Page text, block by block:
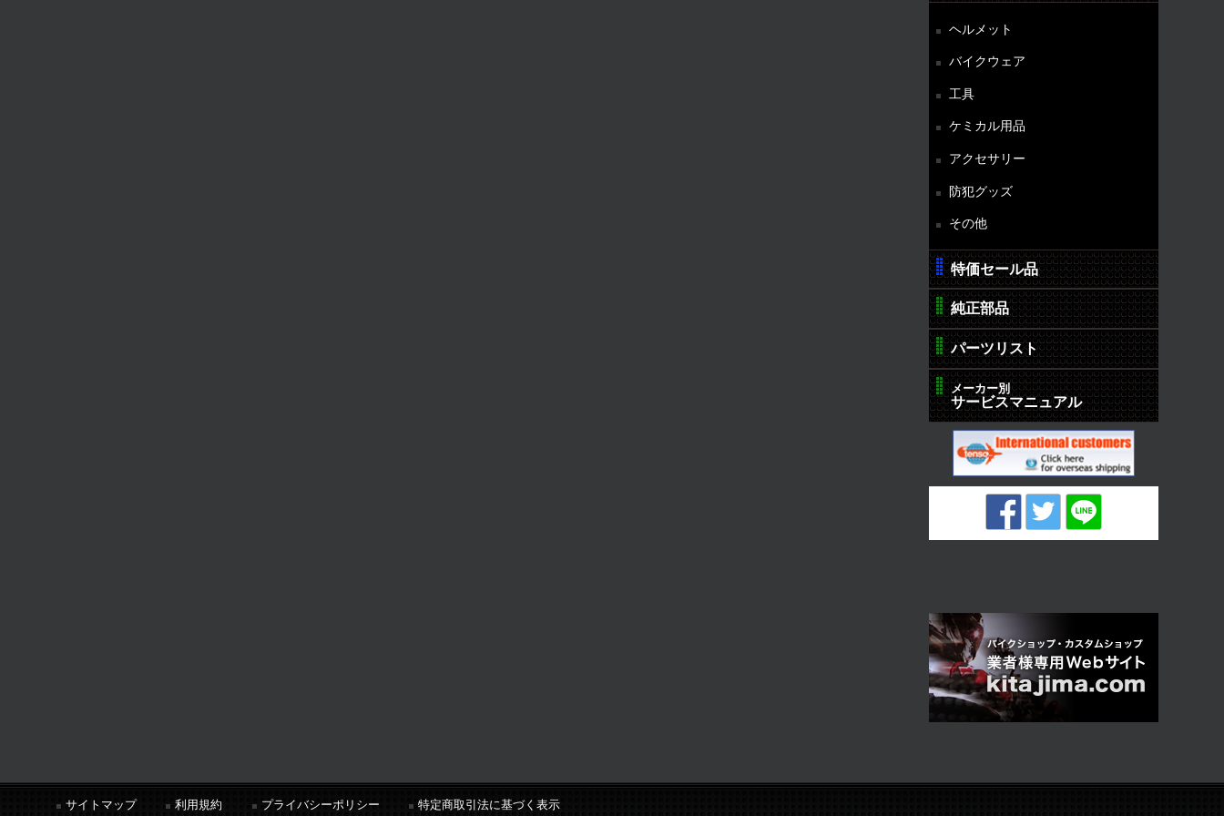
ヘルメット
バイクウェア
工具
ケミカル用品
アクセサリー
防犯グッズ
その他
特価セール品
純正部品
パーツリスト
メーカー別
サービスマニュアル
サイトマップ 利用規約 プライバシーポリシー 特定商取引法に基づく表示